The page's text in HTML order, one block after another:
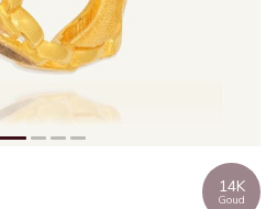
14K
Goud